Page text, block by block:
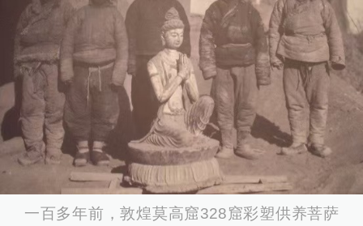
一百多年前，敦煌莫高窟328窟彩塑供养菩萨